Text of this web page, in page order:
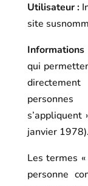
Utilisateur :
site
qui
janvier 1978).
Les termes
personne